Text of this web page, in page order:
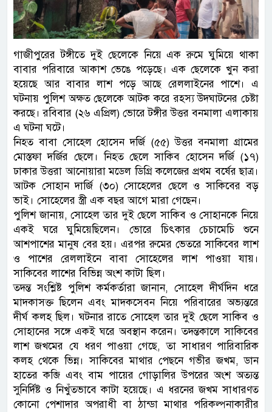
গাজীপুরের টঙ্গীতে দুই ছেলেকে নিয়ে এক রুমে ঘুমিয়ে থাকা
বাবার পরিবারে আকাশ ভেঙে পড়েছে। এক ছেলেকে খুন করা
হয়েছে আর বাবার লাশ পড়ে আছে রেললাইনের পাশে। এ
ঘটনায় পুলিশ অক্ষত ছেলেকে আটক করে রহস্য উদঘাটনের চেষ্টা
করছে। রবিবার (২৬ এপ্রিল) ভোরে টঙ্গীর উত্তর বনমালা এলাকায়
এ ঘটনা ঘটে।
নিহত বাবা সোহেল হোসেন দর্জি (৫৫) উত্তর বনমালা গ্রামের
মোস্তফা দর্জির ছেলে। নিহত ছেলে সাকিব হোসেন দর্জি (১৭)
ঢাকার উত্তরা আনোয়ারা মডেল ডিগ্রি কলেজের প্রথম বর্ষের ছাত্র।
আটক সোহান দার্জি (৩০) সোহেলের ছেলে ও সাকিবের বড়
ভাই। সোহেলের স্ত্রী এক বছর আগে মারা গেছেন।
পুলিশ জানায়, সোহেল তার দুই ছেলে সাকিব ও সোহানকে নিয়ে
একই ঘরে ঘুমিয়েছিলেন। ভোরে চিৎকার চেচামেচি শুনে
আশপাশের মানুষ বের হয়। এরপর রুমের ভেতরে সাকিবের লাশ
ও পাশের রেললাইনে বাবা সোহেলের লাশ পাওয়া যায়।
সাকিবের লাশের বিভিন্ন অংশ কাটা ছিল।
তদন্ত সংশ্লিষ্ট পুলিশ কর্মকর্তারা জানান, সোহেল দীর্ঘদিন ধরে
মাদকাসক্ত ছিলেন এবং মাদকসেবন নিয়ে পরিবারের অভ্যন্তরে
দীর্ঘ কলহ ছিল। ঘটনার রাতে সোহেল তার দুই ছেলে সাকিব ও
সোহানের সঙ্গে একই ঘরে অবস্থান করেন। তদন্তকালে সাকিবের
লাশ জখমের যে ধরণ পাওয়া গেছে, তা সাধারণ পারিবারিক
কলহ থেকে ভিন্ন। সাকিবের মাথার পেছনে গভীর জখম, ডান
হাতের কব্জি এবং বাম পায়ের গোড়ালির উপরের অংশ অত্যন্ত
সুনির্দিষ্ট ও নিখুঁতভাবে কাটা হয়েছে। এ ধরনের জখম সাধারণত
কোনো পেশাদার অপরাধী বা ঠান্ডা মাথার পরিকল্পনাকারীর